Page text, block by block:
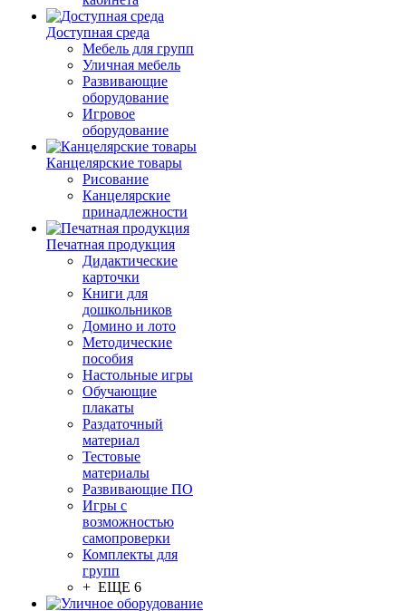
Доступная среда
Мебель для групп
Уличная мебель
Развивающие
оборудование
Игровое
оборудование
Канцелярские товары
Рисование
Канцелярские
принадлежности
Печатная продукция
Дидактические
карточки
Книги для
дошкольников
Домино и лото
Методические
пособия
Настольные игры
Обучающие
плакаты
Раздаточный
материал
Тестовые
материалы
Развивающие ПО
Игры с
возможностью
самопроверки
Комплекты для
групп
+ ЕЩЕ 6